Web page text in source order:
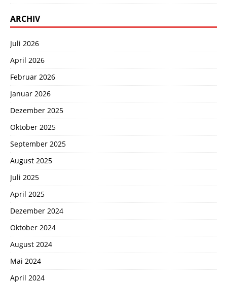
ARCHIV
Juli 2026
April 2026
Februar 2026
Januar 2026
Dezember 2025
Oktober 2025
September 2025
August 2025
Juli 2025
April 2025
Dezember 2024
Oktober 2024
August 2024
Mai 2024
April 2024